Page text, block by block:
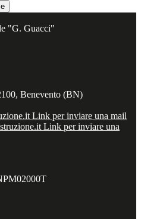
"G. Guacci"
Benevento (BN)
Link per inviare una mail
Link per inviare una